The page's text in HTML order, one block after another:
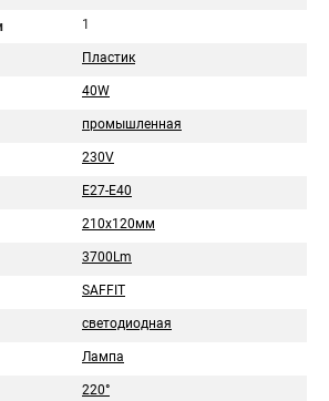
1
Пластик
40W
промышленная
230V
E27-E40
210х120мм
3700Lm
SAFFIT
светодиодная
Лампа
220°